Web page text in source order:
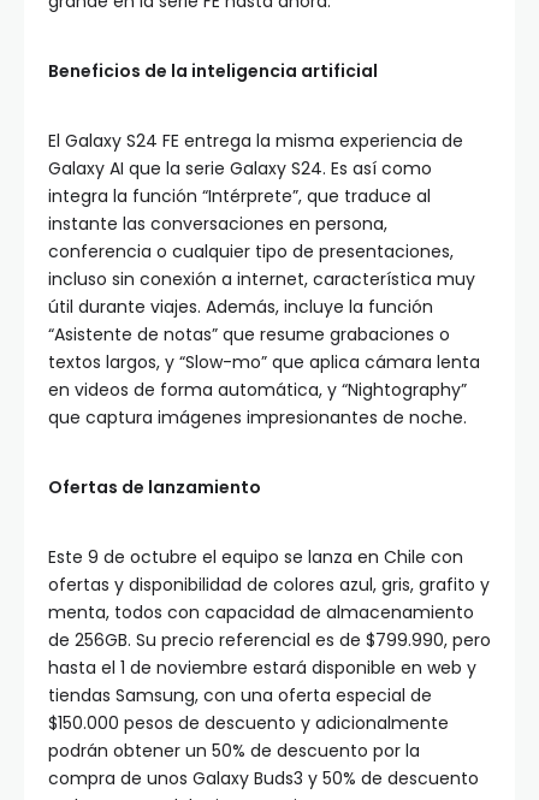
Beneficios de la inteligencia artificial
El Galaxy S24 FE entrega la misma experiencia de
Galaxy AI que la serie Galaxy S24. Es así como
integra la función “Intérprete”, que traduce al
instante las conversaciones en persona,
conferencia o cualquier tipo de presentaciones,
incluso sin conexión a internet, característica muy
útil durante viajes. Además, incluye la función
“Asistente de notas” que resume grabaciones o
textos largos, y “Slow-mo” que aplica cámara lenta
en videos de forma automática, y “Nightography”
que captura imágenes impresionantes de noche.
Ofertas de lanzamiento
Este 9 de octubre el equipo se lanza en Chile con
ofertas y disponibilidad de colores azul, gris, grafito y
menta, todos con capacidad de almacenamiento
de 256GB. Su precio referencial es de $799.990, pero
hasta el 1 de noviembre estará disponible en web y
tiendas Samsung, con una oferta especial de
$150.000 pesos de descuento y adicionalmente
podrán obtener un 50% de descuento por la
compra de unos Galaxy Buds3 y 50% de descuento